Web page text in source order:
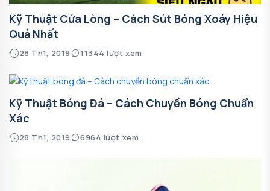
Kỹ Thuật Cứa Lòng – Cách Sút Bóng Xoáy Hiệu
Quả Nhất
28 Th1, 2019 11344 lượt xem
Kỹ Thuật Bóng Đá – Cách Chuyền Bóng Chuẩn
Xác
28 Th1, 2019 6964 lượt xem